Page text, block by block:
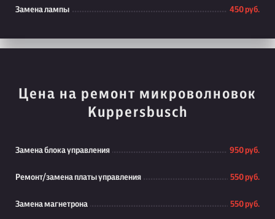
Замена лампы 450 руб.
Цена на ремонт микроволновок
Kuppersbusch
Замена блока управления 950 руб.
Ремонт/замена платы управления 550 руб.
Замена магнетрона 550 руб.